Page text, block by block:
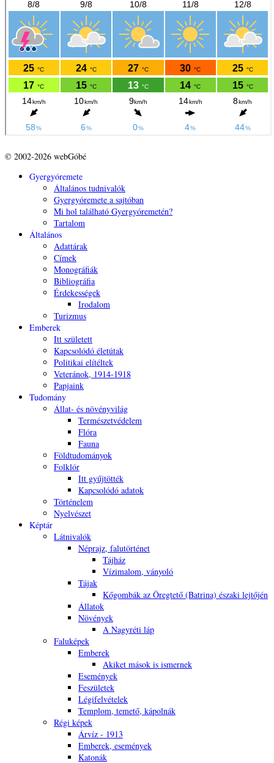
© 2002-2026 webGóbé
Gyergyóremete
Általános tudnivalók
Gyergyóremete a sajtóban
Mi hol található Gyergyóremetén?
Tartalom
Általános
Adattárak
Címek
Monográfiák
Bibliográfia
Érdekességek
Irodalom
Turizmus
Emberek
Itt született
Kapcsolódó életútak
Politikai elítéltek
Veteránok, 1914-1918
Papjaink
Tudomány
Állat- és növényvilág
Természetvédelem
Flóra
Fauna
Földtudományok
Folklór
Itt gyűjtötték
Kapcsolódó adatok
Történelem
Nyelvészet
Képtár
Látnivalók
Néprajz, falutörténet
Tájház
Vízimalom, ványoló
Tájak
Kőgombák az Öregtető (Batrina) északi lejtőjén
Állatok
Növények
A Nagyréti láp
Faluképek
Emberek
Akiket mások is ismernek
Események
Feszületek
Légifelvételek
Templom, temető, kápolnák
Régi képek
Árvíz - 1913
Emberek, események
Katonák